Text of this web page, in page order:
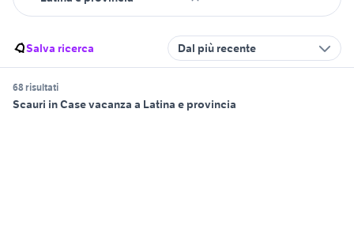
Salva ricerca Dal più recente
68 risultati
Scauri in Case vacanza a Latina e provincia